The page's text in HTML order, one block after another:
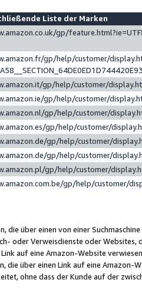
Liste der Marken
gp/
gp/help/customer/
gp/help/customer/
gp/help/customer/
gp/help/customer/
gp/help/customer/
gp/help/customer/
gp/help/customer/
gp/help/customer/
gp/help/customer/
die über einen von einer
oder Verweisdienste oder Websites,
auf eine Amazon-Website
die über einen Link auf eine
ohne dass der Kunde auf der